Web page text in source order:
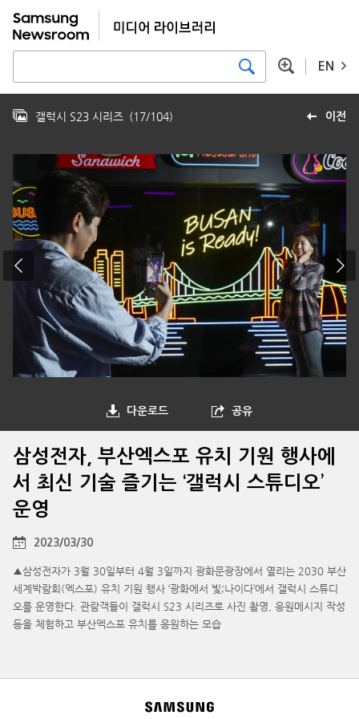
EN
이전
갤럭시 S23 시리즈 (17/104)
다운로드 공유
삼성전자, 부산엑스포 유치 기원 행사에
서 최신 기술 즐기는 ‘갤럭시 스튜디오’
운영
2023/03/30
▲삼성전자가 3월 30일부터 4월 3일까지 광화문광장에서 열리는 2030 부산
세계박람회(엑스포) 유치 기원 행사 ‘광화에서 빛;나이다’에서 갤럭시 스튜디
오를 운영한다. 관람객들이 갤럭시 S23 시리즈로 사진 촬영, 응원메시지 작성
등을 체험하고 부산엑스포 유치를 응원하는 모습